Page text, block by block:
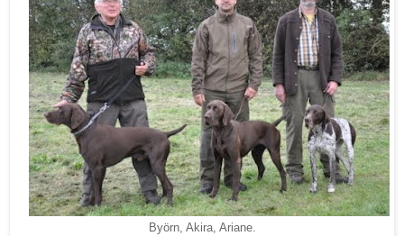
Byörn, Akira, Ariane.